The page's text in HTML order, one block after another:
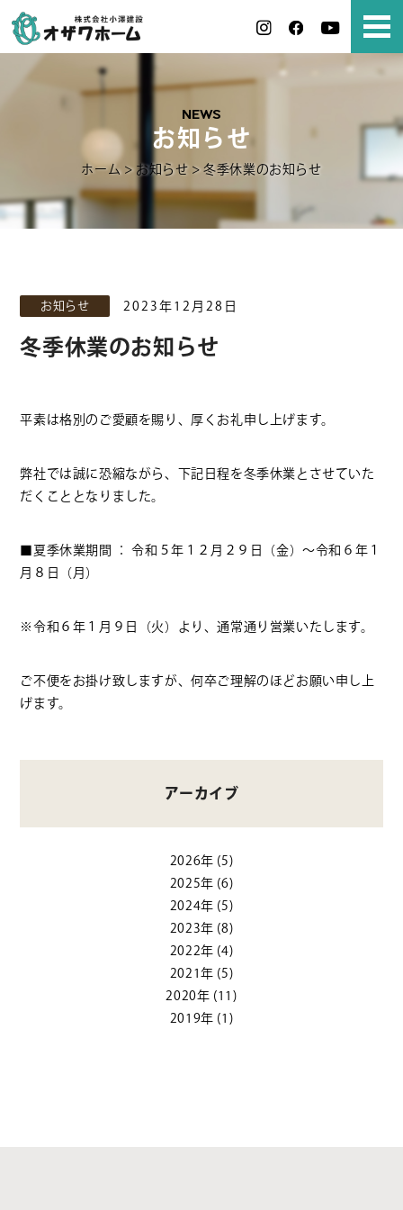
NEWS
お知らせ
ホーム > お知らせ >冬季休業のお知らせ
お知らせ 2023年12月28日
冬季休業のお知らせ
平素は格別のご愛顧を賜り、厚くお礼申し上げます。
弊社では誠に恐縮ながら、下記日程を冬季休業とさせていた
だくこととなりました。
■夏季休業期間 ： 令和５年１２月２９日（金）～令和６年１
月８日（月）
※令和６年１月９日（火）より、通常通り営業いたします。
ご不便をお掛け致しますが、何卒ご理解のほどお願い申し上
げます。
アーカイブ
2026年 (5)
2025年 (6)
2024年 (5)
2023年 (8)
2022年 (4)
2021年 (5)
2020年 (11)
2019年 (1)